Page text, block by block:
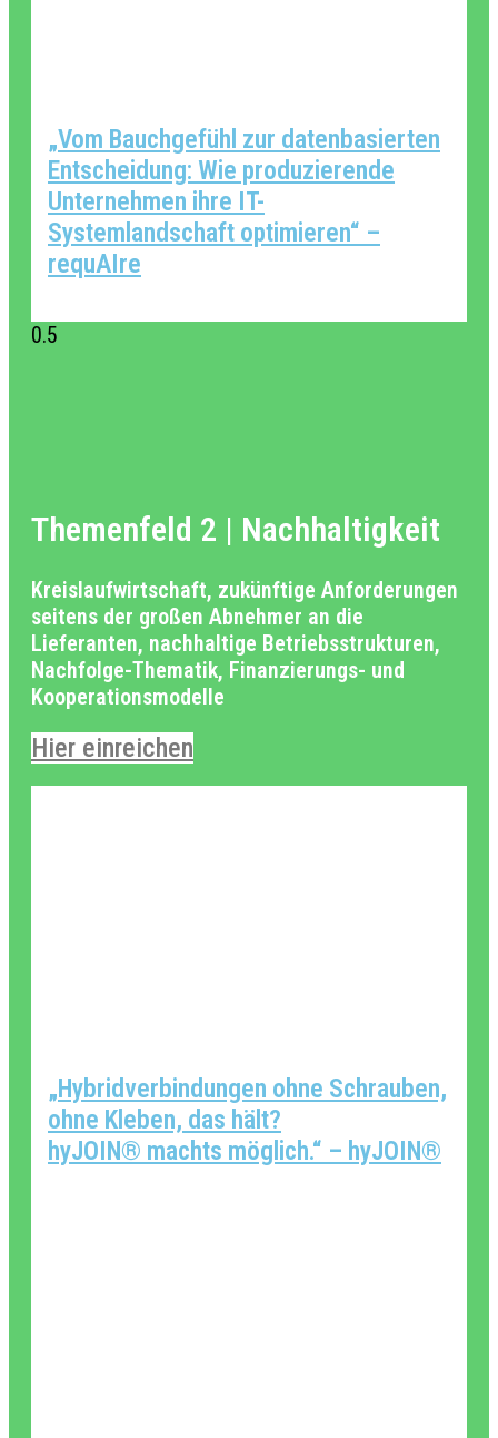
„Vom Bauchgefühl zur datenbasierten
Entscheidung: Wie produzierende
Unternehmen ihre IT-
Systemlandschaft optimieren“ –
requAIre
Themenfeld 2 | Nachhaltigkeit
Kreislaufwirtschaft, zukünftige Anforderungen
seitens der großen Abnehmer an die
Lieferanten, nachhaltige Betriebsstrukturen,
Nachfolge-Thematik, Finanzierungs- und
Kooperationsmodelle
Hier einreichen
„Hybridverbindungen ohne Schrauben,
ohne Kleben, das hält?
hyJOIN® machts möglich.“ – hyJOIN®